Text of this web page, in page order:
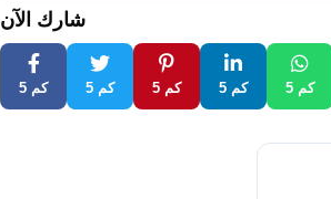
شارك الآن
5 كم 5 كم 5 كم 5 كم 5 كم